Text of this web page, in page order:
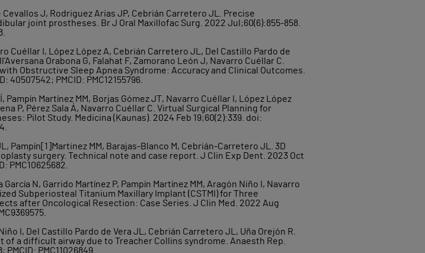
Cevallos J, Rodriguez Arias JP, Cebrián Carretero JL. Precise
joint prostheses. Br J Oral Maxillofac Surg. 2022 Jul;60(6):855-858.
Cuéllar I, López López A, Cebrián Carretero JL, Del Castillo Pardo de
Orabona G, Falahat F, Zamorano León J, Navarro Cuéllar C.
Obstructive Sleep Apnea Syndrome: Accuracy and Clinical Outcomes.
40507542; PMCID: PMC12155796.
Martínez MM, Borjas Gómez JT, Navarro Cuéllar I, López López
P, Pérez Sala Á, Navarro Cuéllar C. Virtual Surgical Planning for
Pilot Study. Medicina (Kaunas). 2024 Feb 19;60(2):339. doi:
Pampín[1]Martinez MM, Barajas-Blanco M, Cebrián-Carretero JL. 3D
surgery. Technical note and case report. J Clin Exp Dent. 2023 Oct
PMC10625682.
N, Garrido Martínez P, Pampín Martínez MM, Aragón Niño I, Navarro
Subperiosteal Titanium Maxillary Implant (CSTMI) for Three
after Oncological Resection: Case Series. J Clin Med. 2022 Aug
I, Del Castillo Pardo de Vera JL, Cebrián Carretero JL, Uña Orejón R.
a difficult airway due to Treacher Collins syndrome. Anaesth Rep.
PMC11026849.